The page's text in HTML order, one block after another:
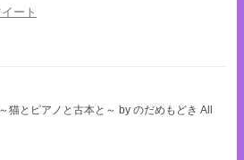
ート
猫とピアノと古本と～ by のだめもどき All